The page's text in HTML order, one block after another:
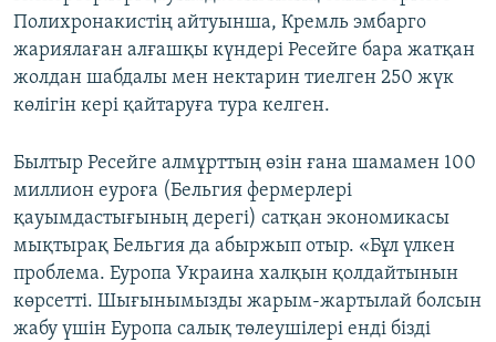
Полихронакистің айтуынша, Кремль эмбарго
жариялаған алғашқы күндері Ресейге бара жатқан
жолдан шабдалы мен нектарин тиелген 250 жүк
көлігін кері қайтаруға тура келген.
Былтыр Ресейге алмұрттың өзін ғана шамамен 100
миллион еуроға (Бельгия фермерлері
қауымдастығының дерегі) сатқан экономикасы
мықтырақ Бельгия да абыржып отыр. «Бұл үлкен
проблема. Еуропа Украина халқын қолдайтынын
көрсетті. Шығынымызды жарым-жартылай болсын
жабу үшін Еуропа салық төлеушілері енді бізді